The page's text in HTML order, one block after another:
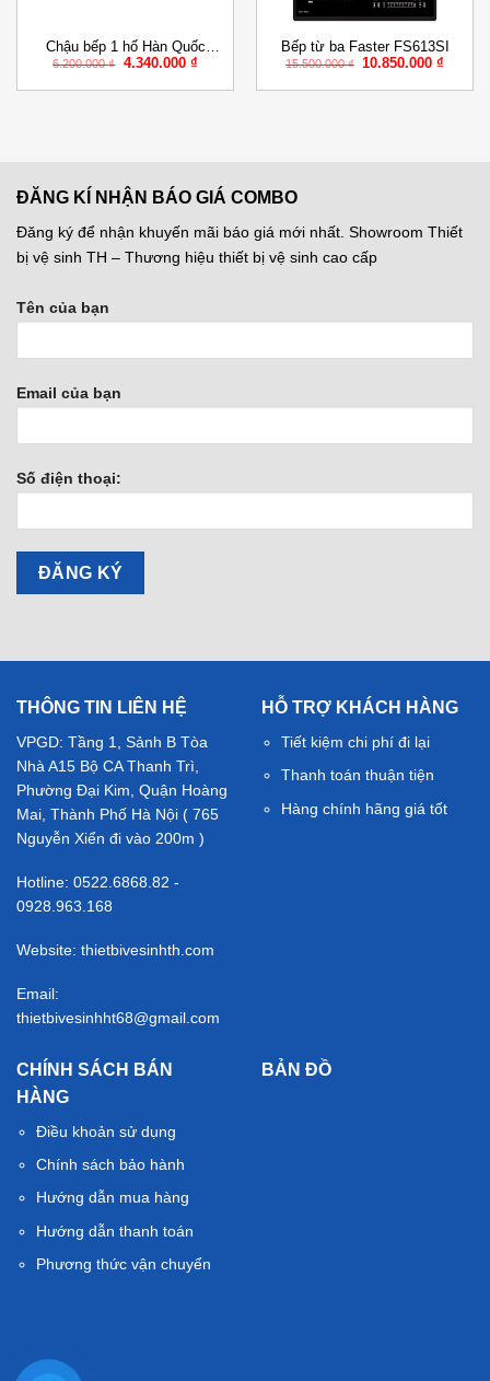
Chậu bếp 1 hố Hàn Quốc
Ecofa DJUS 850P
6.200.000₫
Giá
là:
4.340.000 ₫Giá
tại
Bếp từ ba Faster FS613SI
15.500.000₫ Giá
là:
10.850.000₫
tại
ĐĂNG KÍ NHẬN BÁO GIÁ COMBO
Đăng ký để nhận khuyến mãi báo giá mới nhất. Showroom Thiết
bị vệ sinh TH – Thương hiệu thiết bị vệ sinh cao cấp
Tên của bạn
Email của bạn
Số điện thoại:
THÔNG TIN LIÊN HỆ
VPGD: Tầng 1, Sảnh B Tòa
Nhà A15 Bộ CA Thanh Trì,
Phường Đại Kim, Quận Hoàng
Mai, Thành Phố Hà Nội ( 765
Nguyễn Xiển đi vào 200m )
Hotline: 0522.6868.82 -
0928.963.168
Website: thietbivesinhth.com
Email:
thietbivesinhht68@gmail.com
HỖ TRỢ KHÁCH HÀNG
Tiết kiệm chi phí đi lại
Thanh toán thuận tiện
Hàng chính hãng giá tốt
CHÍNH SÁCH BÁN
HÀNG
Điều khoản sử dụng
Chính sách bảo hành
Hướng dẫn mua hàng
Hướng dẫn thanh toán
Phương thức vận chuyển
BẢN ĐỒ